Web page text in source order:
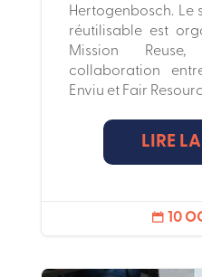
Hertogenbosch. Le
réutilisable est
Mission
collaboration
Enviu et Fair
LIRE
 10